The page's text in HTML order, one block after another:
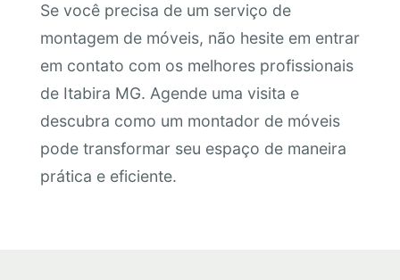
Se você precisa de um serviço de
montagem de móveis, não hesite em entrar
em contato com os melhores profissionais
de Itabira MG. Agende uma visita e
descubra como um montador de móveis
pode transformar seu espaço de maneira
prática e eficiente.